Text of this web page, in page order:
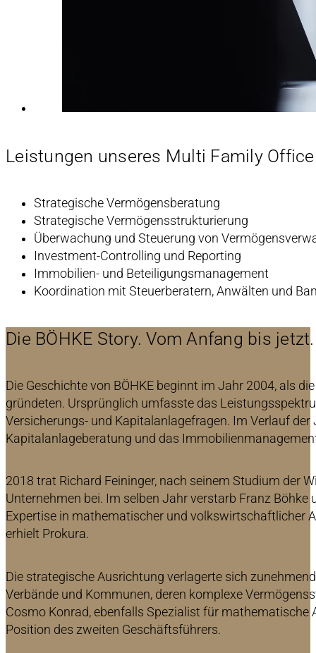
Leistungen unseres Multi Family Office
Strategische Vermögensberatung
Strategische Vermögensstrukturierung
Überwachung und Steuerung von
Investment-Controlling und Reporting
Immobilien- und Beteiligungsmanagement
Koordination mit Steuerberatern, Anwälten und
Die BÖHKE Story. Vom Anfang bis jetzt.
Die Geschichte von BÖHKE beginnt im Jahr 2004, als
gründeten. Ursprünglich umfasste das
Versicherungs- und Kapitalanlagefragen. Im Verlauf
Kapitalanlageberatung und das
2018 trat Richard Feininger, nach seinem Studium der
Unternehmen bei. Im selben Jahr verstarb Franz
Expertise in mathematischer und volkswirtschaftlicher
erhielt Prokura.
Die strategische Ausrichtung verlagerte sich
Verbände und Kommunen, deren komplexe
Cosmo Konrad, ebenfalls Spezialist für mathematische
Position des zweiten Geschäftsführers.